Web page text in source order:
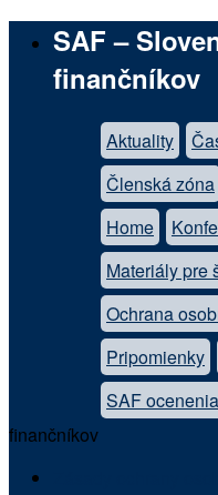
SAF –
finančníkov
Aktuality
Členská zóna
Home
Materiály pre
Ochrana
Pripomienky
SAF ocenenia
finančníkov